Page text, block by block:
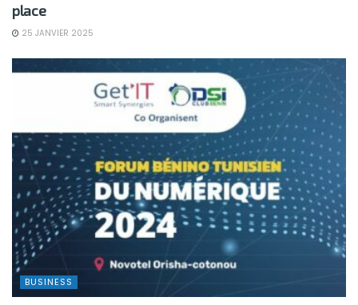
place
25 JANVIER 2025
BUSINESS